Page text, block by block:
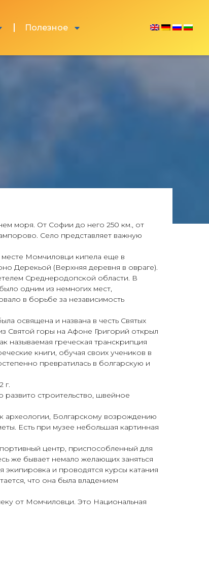
Полезное
моря. От Софии до него 250 км., от
Село представляет важную
месте Момчиловци кипела еще в
Дерекьой (Верхняя деревня в овраге).
Среднеродопской области. В
одним из немногих мест,
в борьбе за независимость
освящена и названа в честь Святых
Святой горы на Афоне Григорий открыл
называемая греческая транскрипция
книги, обучая своих учеников в
превратилась в болгарскую и
г.
строительство, швейное
археологии, Болгарскому возрождению
Есть при музее небольшая картинная
центр, приспособленный для
же бывает немало желающих заняться
экипировка и проводятся курсы катания
что она была владением
от Момчиловци. Это Национальная